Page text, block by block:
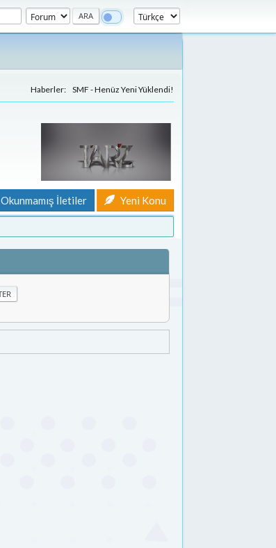
Haberler: SMF - Henüz Yeni Yüklendi!
Okunmamış İletiler Yeni Konu